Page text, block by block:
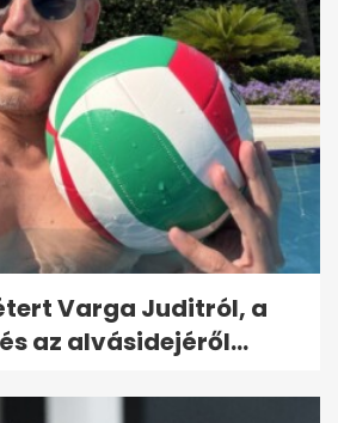
Varga Juditról, a
az alvásidejéről...